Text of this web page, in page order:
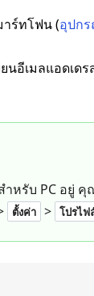
าร์ทโฟน (อุปก
อีเมลแอดเด
หรับ PC อยู่
ตั้งค่า > โปรไฟ